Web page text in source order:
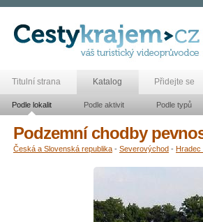
Titulní strana Katalog Přidejte se
Podle lokalit Podle aktivit Podle typů
Podzemní chodby
Česká a Slovenská republika - Severovýchod - Hradec